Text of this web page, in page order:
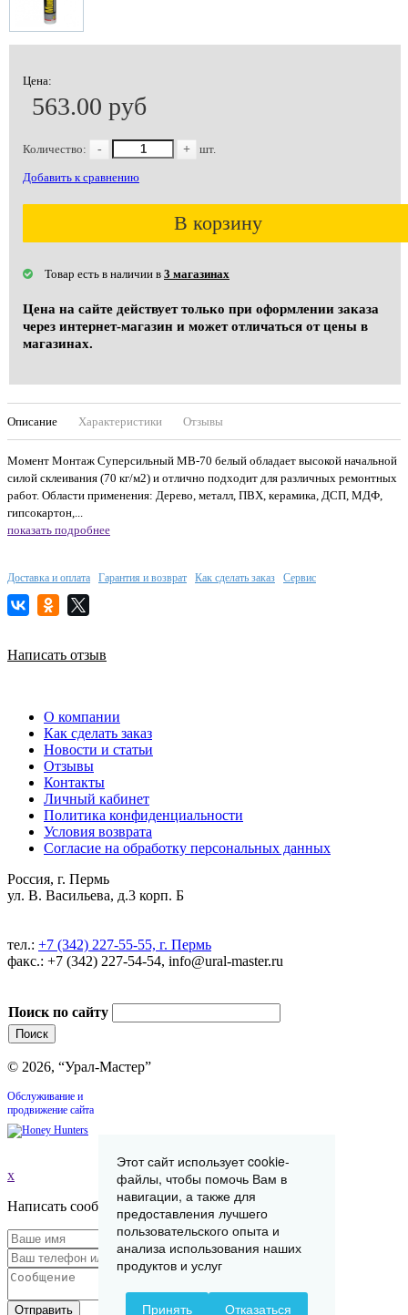
Цена:
563.00 руб
Количество: - + шт.
Добавить к сравнению
В корзину
Товар есть в наличии в 3 магазинах
Цена на сайте действует только при оформлении заказа
через интернет-магазин и может отличаться от цены в
магазинах.
Описание Характеристики Отзывы
Момент Монтаж Суперсильный МВ-70 белый обладает высокой начальной
силой склеивания (70 кг/м2) и отлично подходит для различных ремонтных
работ. Области применения: Дерево, металл, ПВХ, керамика, ДСП, МДФ,
гипсокартон,...
показать подробнее
Доставка и оплата Гарантия и возврат Как сделать заказ Сервис
Написать отзыв
О компании
Как сделать заказ
Новости и статьи
Отзывы
Контакты
Личный кабинет
Политика конфиденциальности
Условия возврата
Согласие на обработку персональных данных
Россия, г. Пермь
ул. В. Васильева, д.3 корп. Б
тел.: +7 (342) 227-55-55, г. Пермь
факс.: +7 (342) 227-54-54, info@ural-master.ru
Поиск по сайту
© 2026, “Урал-Мастер”
Обслуживание и
продвижение сайта
x
Написать сообщение
Отправить
Этот сайт использует cookie-
файлы, чтобы помочь Вам в
навигации, а также для
предоставления лучшего
пользовательского опыта и
анализа использования наших
продуктов и услуг
Принять Отказаться